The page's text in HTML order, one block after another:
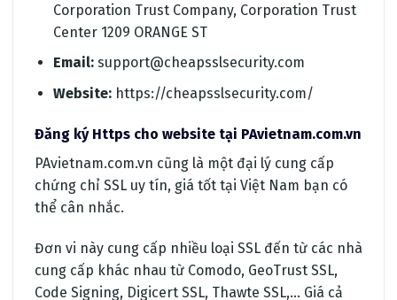
Corporation Trust Company, Corporation Trust
Center 1209 ORANGE ST
Email: support@cheapsslsecurity.com
Website:https://cheapsslsecurity.com/
Đăng ký Https cho website tại PAvietnam.com.vn
PAvietnam.com.vn cũng là một đại lý cung cấp
chứng chỉ SSL uy tín, giá tốt tại Việt Nam bạn có
thể cân nhắc.
Đơn vi này cung cấp nhiều loại SSL đến từ các nhà
cung cấp khác nhau từ Comodo, GeoTrust SSL,
Code Signing, Digicert SSL, Thawte SSL,… Giá cả